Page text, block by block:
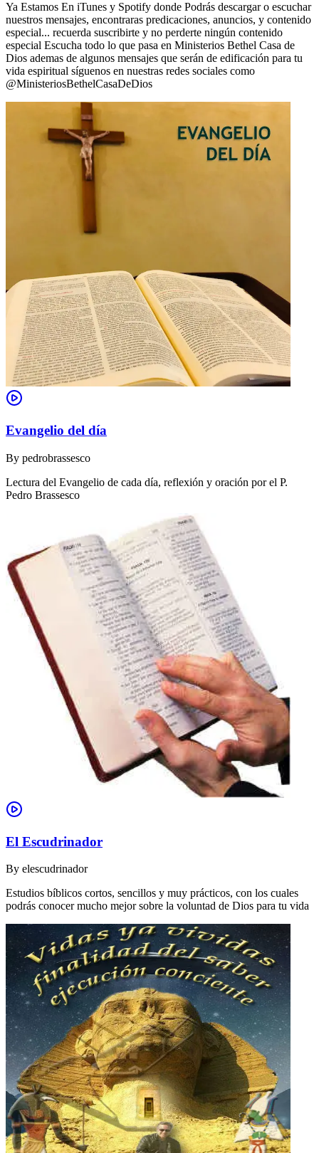
Ya Estamos En iTunes y Spotify donde Podrás descargar o escuchar
nuestros mensajes, encontraras predicaciones, anuncios, y contenido
especial... recuerda suscribirte y no perderte ningún contenido
especial Escucha todo lo que pasa en Ministerios Bethel Casa de
Dios ademas de algunos mensajes que serán de edificación para tu
vida espiritual síguenos en nuestras redes sociales como
@MinisteriosBethelCasaDeDios
Evangelio del día
By pedrobrassesco
Lectura del Evangelio de cada día, reflexión y oración por el P.
Pedro Brassesco
El Escudrinador
By elescudrinador
Estudios bíblicos cortos, sencillos y muy prácticos, con los cuales
podrás conocer mucho mejor sobre la voluntad de Dios para tu vida